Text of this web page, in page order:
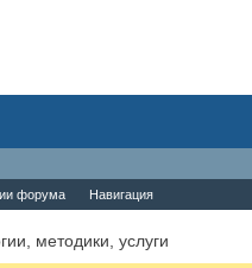
форума Навигация
методики, услуги